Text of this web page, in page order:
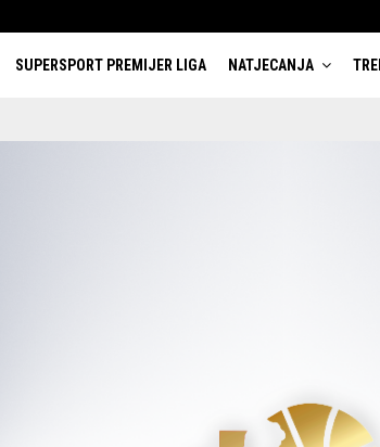
SUPERSPORT PREMIJER LIGA NATJECANJA